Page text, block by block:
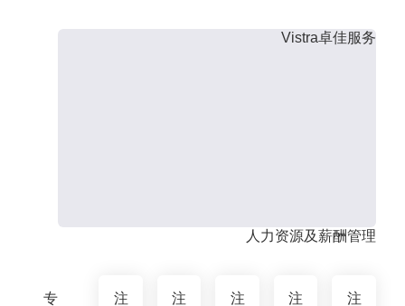
专
Vistra卓佳服务
人力资源及薪酬管理
注
注
注
注
注